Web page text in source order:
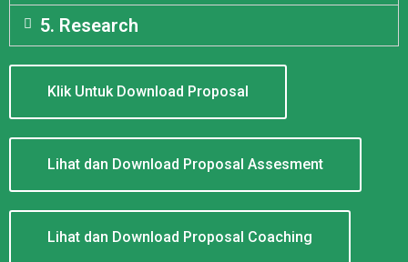
5. Research
Klik Untuk Download Proposal
Lihat dan Download Proposal Assesment
Lihat dan Download Proposal Coaching